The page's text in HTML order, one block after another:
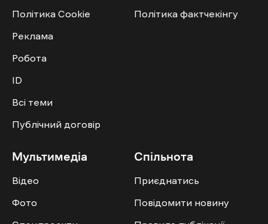
Політика Cookie
Реклама
Робота
ID
Всі теми
Публічний договір
Політика фактчекінгу
Мультимедіа
Відео
Фото
Спільнота
Приєднатись
Повідомити новину